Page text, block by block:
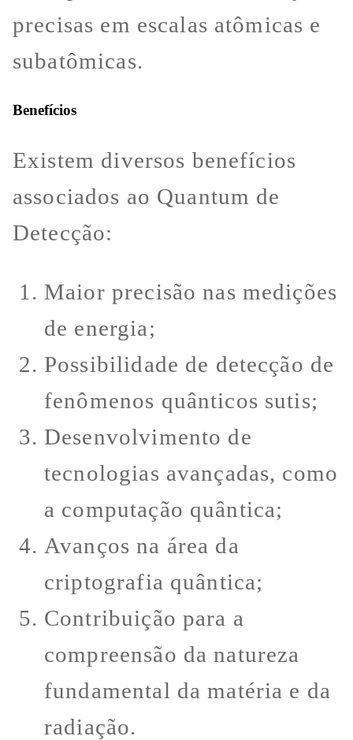
precisas em escalas atômicas e
subatômicas.
Benefícios
Existem diversos benefícios
associados ao Quantum de
Detecção:
Maior precisão nas medições
de energia;
Possibilidade de detecção de
fenômenos quânticos sutis;
Desenvolvimento de
tecnologias avançadas, como
a computação quântica;
Avanços na área da
criptografia quântica;
Contribuição para a
compreensão da natureza
fundamental da matéria e da
radiação.